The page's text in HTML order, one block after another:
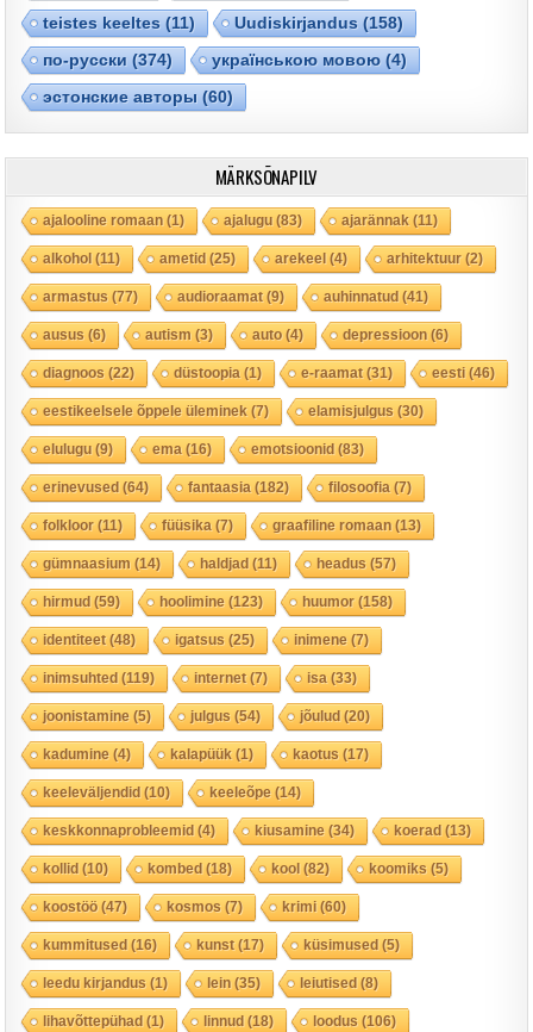
teistes keeltes (11) Uudiskirjandus (158)
по-русски (374) українською мовою (4)
эстонские авторы (60)
MÄRKSÕNAPILV
ajalooline romaan(1) ajalugu(83) ajarännak (11)
alkohol(11) ametid(25) arekeel(4) arhitektuur(2)
armastus (77) audioraamat(9) auhinnatud(41)
ausus (6) autism (3) auto(4) depressioon(6)
diagnoos (22) düstoopia (1) e-raamat(31) eesti(46)
eestikeelsele õppele üleminek (7) elamisjulgus (30)
elulugu(9) ema (16) emotsioonid(83)
erinevused(64) fantaasia (182) filosoofia (7)
folkloor(11) füüsika (7) graafiline romaan(13)
gümnaasium (14) haldjad(11) headus (57)
hirmud(59) hoolimine (123) huumor(158)
identiteet(48) igatsus (25) inimene (7)
inimsuhted(119) internet(7) isa (33)
joonistamine (5) julgus (54) jõulud(20)
kadumine (4) kalapüük (1) kaotus (17)
keeleväljendid(10) keeleõpe (14)
keskkonnaprobleemid(4) kiusamine (34) koerad(13)
kollid(10) kombed(18) kool(82) koomiks (5)
koostöö(47) kosmos (7) krimi(60)
kummitused(16) kunst(17) küsimused(5)
leedu kirjandus (1) lein(35) leiutised(8)
lihavõttepühad(1) linnud(18) loodus (106)